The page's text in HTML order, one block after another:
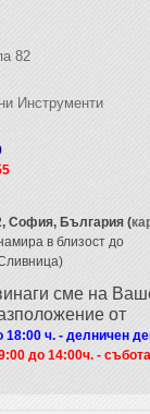
82
Инструменти
София, България (
в близост до
сме на
от
18:00 ч. - делничен
:00 до 14:00ч. - събота